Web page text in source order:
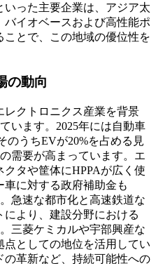
った主要企業は、アジア太
イオベースおよび高性能ポ
ことで、この地域の優位性を
の動向
クトロニクス産業を背景
います。2025年には自動車
のうちEVが20%を占める見
需要が高まっています。エ
タや筐体にHPPAが広く使
車に対する政府補助金も
急速な都市化と高速鉄道な
より、建設分野における
三菱ケミカルや宇部興産な
としての地位を活用してい
の革新など、持続可能性への